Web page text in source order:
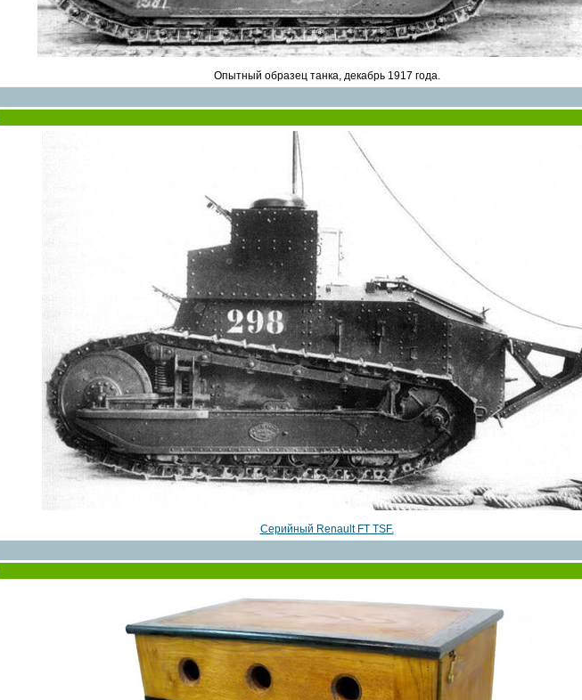
Опытный образец танка, декабрь 1917 года.
Серийный Renault FT TSF.